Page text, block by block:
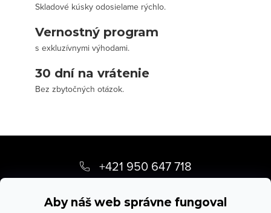
Aby náš web správne fungoval
Skladové kúsky odosielame rýchlo.
Vernostný program
s exkluzívnymi výhodami.
30 dní na vrátenie
Bez zbytočných otázok.
p
+421 950 647 718